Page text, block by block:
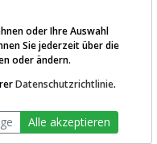
von
oder Ihre Auswahl
Sie jederzeit über die
oder ändern.
Datenschutzrichtlinie.
Alle akzeptieren